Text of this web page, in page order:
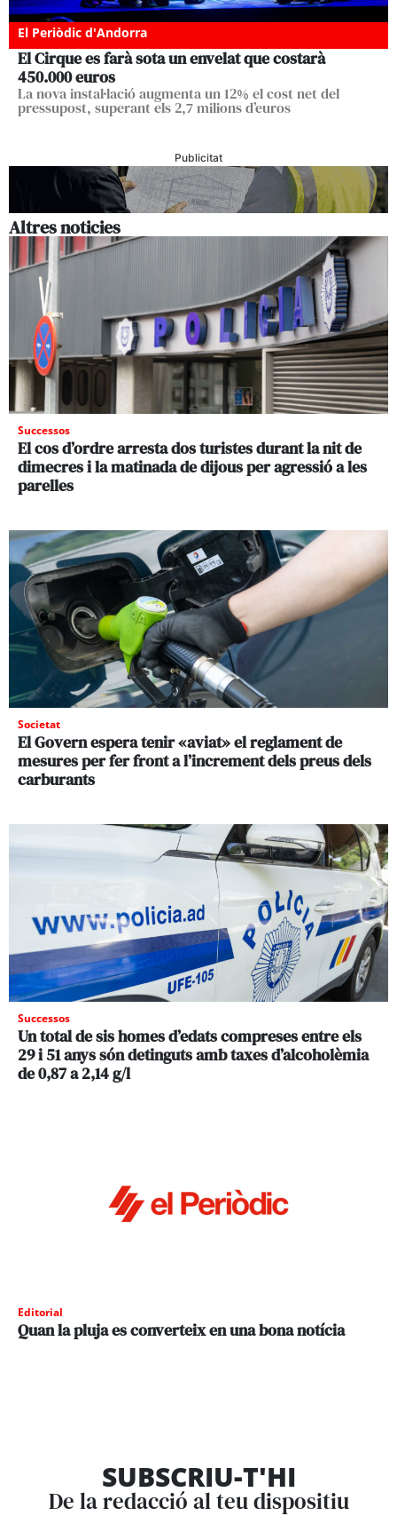
El Periòdic d'Andorra
El Cirque es farà sota un envelat que costarà
450.000 euros
La nova instal·lació augmenta un 12% el cost net del
pressupost, superant els 2,7 milions d’euros
Publicitat
Altres noticies
Successos
El cos d’ordre arresta dos turistes durant la nit de
dimecres i la matinada de dijous per agressió a les
parelles
Societat
El Govern espera tenir «aviat» el reglament de
mesures per fer front a l’increment dels preus dels
carburants
Successos
Un total de sis homes d’edats compreses entre els
29 i 51 anys són detinguts amb taxes d’alcoholèmia
de 0,87 a 2,14 g/l
Editorial
Quan la pluja es converteix en una bona notícia
SUBSCRIU-T'HI
De la redacció al teu dispositiu